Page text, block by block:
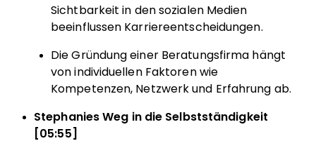
Sichtbarkeit in den sozialen Medien
beeinflussen Karriereentscheidungen.
Die Gründung einer Beratungsfirma hängt
von individuellen Faktoren wie
Kompetenzen, Netzwerk und Erfahrung ab.
Stephanies Weg in die Selbstständigkeit
[05:55]